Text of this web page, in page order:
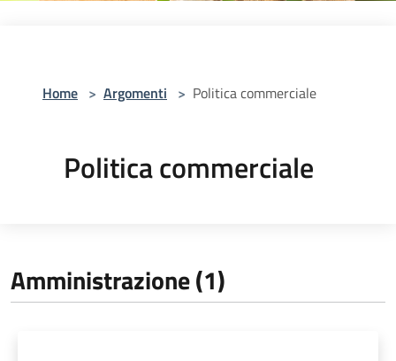
Home > Argomenti > Politica commerciale
Politica commerciale
Amministrazione (1)